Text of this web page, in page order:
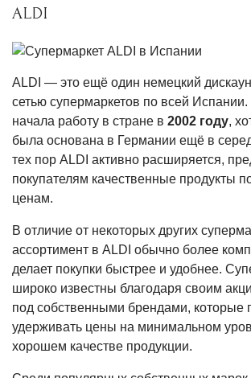
ALDI
ALDI — это ещё один немецкий
сетью супермаркетов по всей
начала работу в стране в 2002 году,
была основана в Германии ещё в
тех пор ALDI активно расширяется,
покупателям качественные продукты
ценам.
В отличие от некоторых других
ассортимент в ALDI обычно более
делает покупки быстрее и удобнее.
широко известны благодаря своим
под собственными брендами, которые
удерживать цены на минимальном
хорошем качестве продукции.